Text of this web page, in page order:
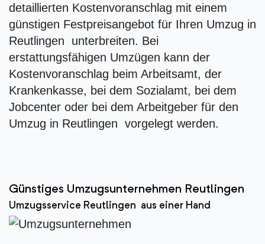
detaillierten Kostenvoranschlag mit einem
günstigen Festpreisangebot für Ihren Umzug in
Reutlingen unterbreiten. Bei
erstattungsfähigen Umzügen kann der
Kostenvoranschlag beim Arbeitsamt, der
Krankenkasse, bei dem Sozialamt, bei dem
Jobcenter oder bei dem Arbeitgeber für den
Umzug in Reutlingen vorgelegt werden.
Günstiges Umzugsunternehmen Reutlingen
Umzugsservice Reutlingen aus einer Hand